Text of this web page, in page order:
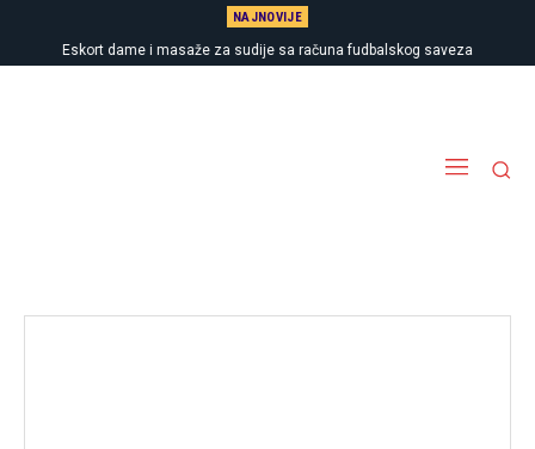
NAJNOVIJE
Eskort dame i masaže za sudije sa računa fudbalskog saveza